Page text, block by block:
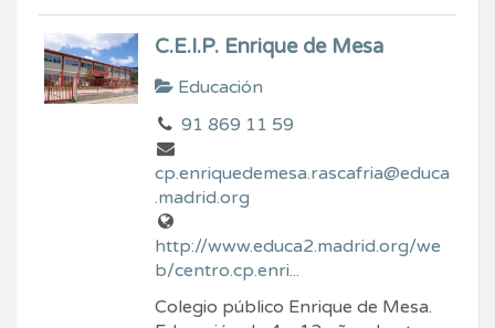
C.E.I.P. Enrique de Mesa
Educación
91 869 11 59
cp.enriquedemesa.rascafria@educa
.madrid.org
http://www.educa2.madrid.org/we
b/centro.cp.enri...
Colegio público Enrique de Mesa.